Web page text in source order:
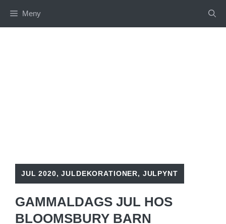
Meny
JUL 2020,JULDEKORATIONER, JULPYNT
GAMMALDAGS JUL HOS
BLOOMSBURY BARN